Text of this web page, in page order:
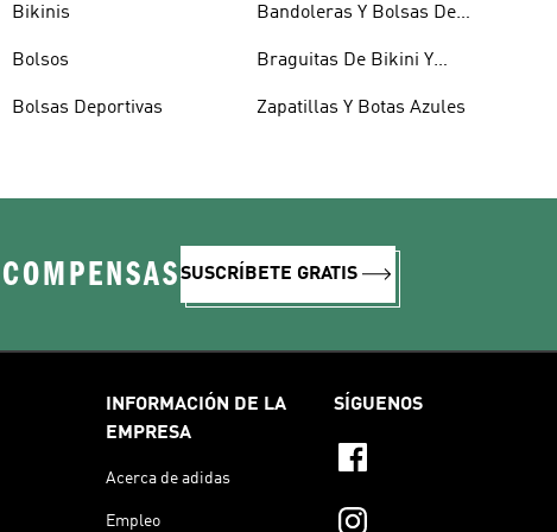
Bikinis
Bolsos
Bolsas Deportivas
Bandoleras Y Bolsas De
Braguitas De Bikini Y
Zapatillas Y Botas Azules
SUSCRÍBETE GRATIS
INFORMACIÓN DE LA
EMPRESA
Acerca de adidas
Empleo
SÍGUENOS